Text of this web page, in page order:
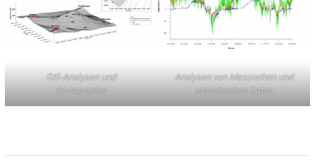
GIS-Analysen und
Kartographie
Analysen von Messreihen und
statistischen Daten